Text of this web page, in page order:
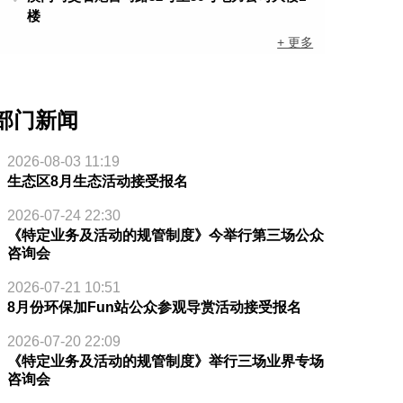
楼
+ 更多
门新闻
2026-08-03 11:19
生态区8月生态活动接受报名
2026-07-24 22:30
《特定业务及活动的规管制度》今举行第三场公众
咨询会
2026-07-21 10:51
8月份环保加Fun站公众参观导赏活动接受报名
2026-07-20 22:09
《特定业务及活动的规管制度》举行三场业界专场
咨询会